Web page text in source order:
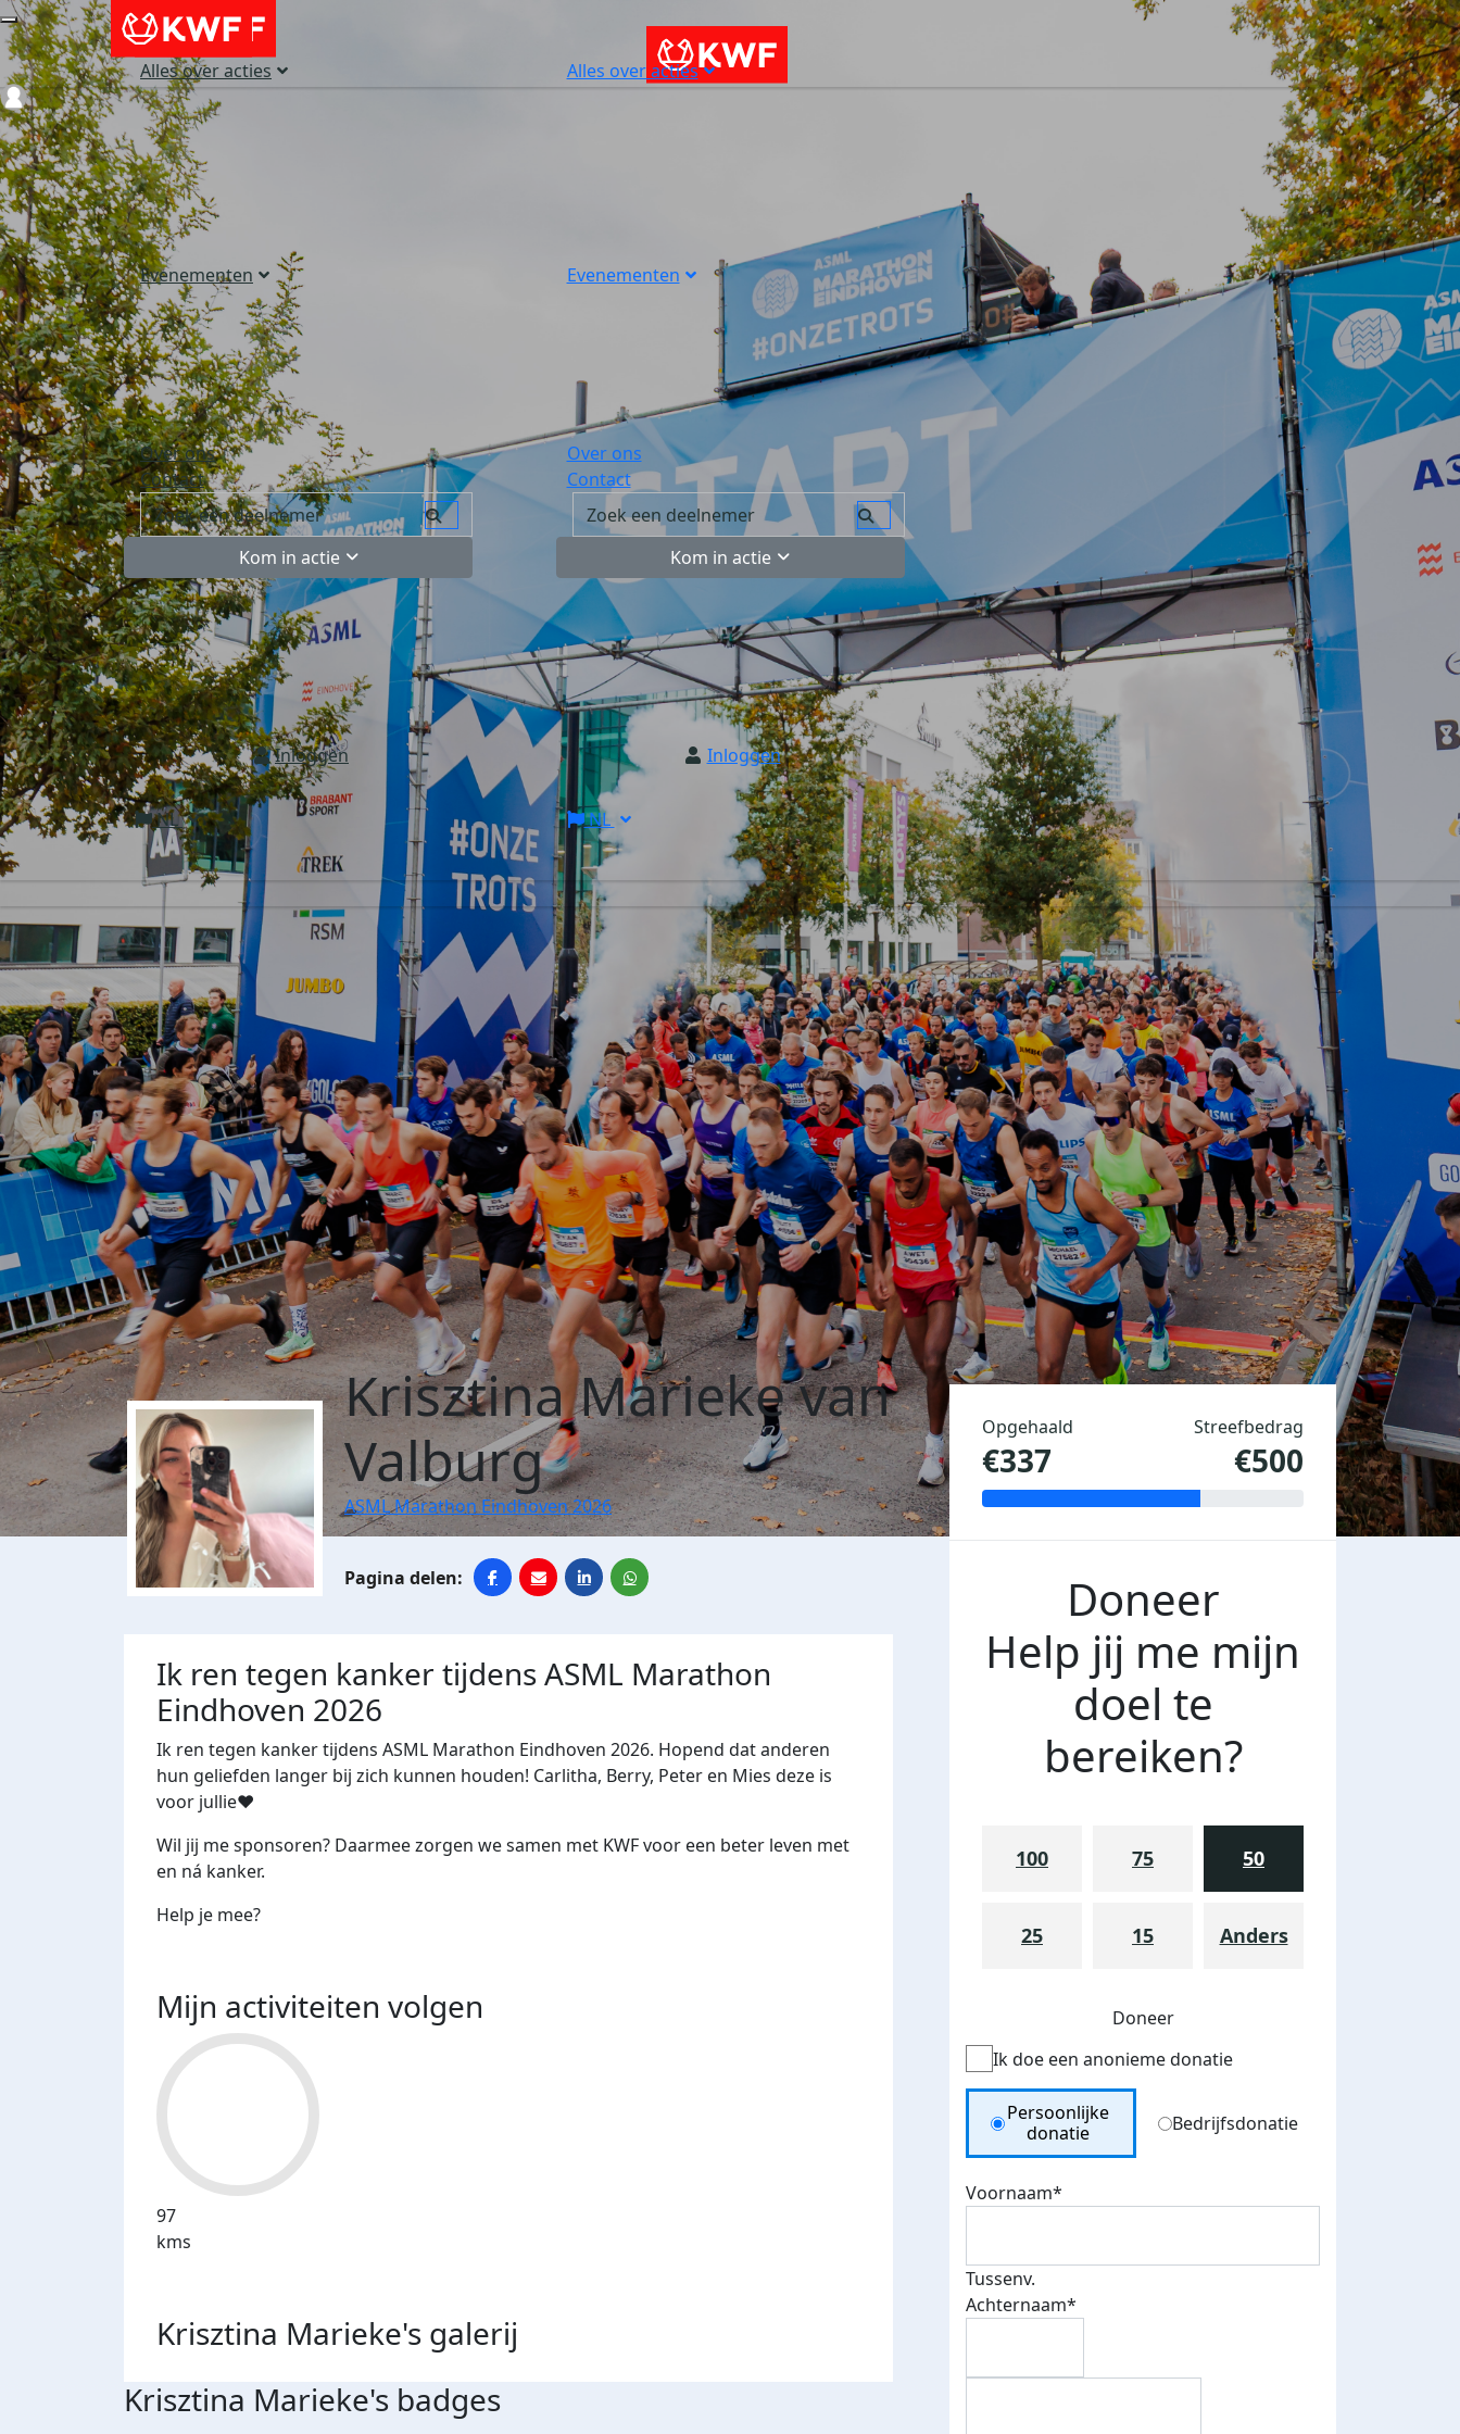
Alles over acties
Evenementen
Over ons
Contact
Kom in actie
Inloggen
NL
Alles over acties
Evenementen
Over ons
Contact
Kom in actie
Inloggen
NL
Login
Krisztina Marieke van
Valburg
ASML Marathon Eindhoven 2026
Ik ren tegen kanker tijdens ASML Marathon
Eindhoven 2026
Ik ren tegen kanker tijdens ASML Marathon Eindhoven 2026. Hopend dat anderen
hun geliefden langer bij zich kunnen houden! Carlitha, Berry, Peter en Mies deze is
voor jullie❤️
Wil jij me sponsoren? Daarmee zorgen we samen met KWF voor een beter leven met
en ná kanker.
Help je mee?
Mijn activiteiten volgen
97
kms
Krisztina Marieke's galerij
Krisztina Marieke's badges
Opgehaald
€337
Streefbedrag
€500
Doneer
Help jij me mijn
doel te
bereiken?
100 75 50
25 15 Anders
Doneer
Ik doe een anonieme donatie
Donation Type
Persoonlijke
donatie
Bedrijfsdonatie
Voornaam*
Tussenv.
Achternaam*